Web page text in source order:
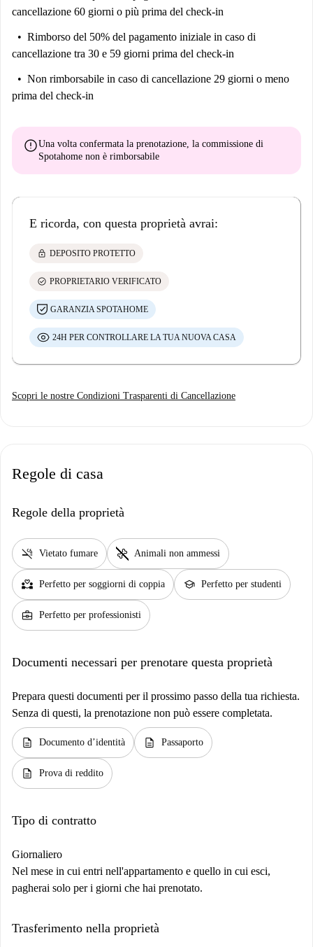
cancellazione 60 giorni o più prima del check-in
Rimborso del 50% del pagamento iniziale in caso di
cancellazione tra 30 e 59 giorni prima del check-in
Non rimborsabile in caso di cancellazione 29 giorni o meno
prima del check-in
errorUna volta confermata la prenotazione, la commissione di
Spotahome non è rimborsabile
E ricorda, con questa proprietà avrai:
lock DEPOSITO PROTETTO
check_circle PROPRIETARIO VERIFICATO
GARANZIA SPOTAHOME
24H PER CONTROLLARE LA TUA NUOVA CASA
Scopri le nostre Condizioni Trasparenti di Cancellazione
Regole di casa
Regole della proprietà
smoke_free Vietato fumare pet_supplies Animali non ammessi
partner_heart Perfetto per soggiorni di coppia school Perfetto per studenti
business_center Perfetto per professionisti
Documenti necessari per prenotare questa proprietà
Prepara questi documenti per il prossimo passo della tua richiesta.
Senza di questi, la prenotazione non può essere completata.
description Documento d’identità description Passaporto
description Prova di reddito
Tipo di contratto
Giornaliero
Nel mese in cui entri nell'appartamento e quello in cui esci,
pagherai solo per i giorni che hai prenotato.
Trasferimento nella proprietà